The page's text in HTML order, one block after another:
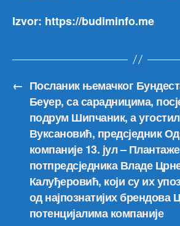
Izvor: https://budiminfo.me
← Посланик њемачког
Беyер, са сарадницима,
подрум Шипчаник, а
Вуксановић, предсједник
компаније 13. јул –
потпредсједника Владе
Калуђеровић, који су их
од најпознатијих брендова
потенцијалима компаније